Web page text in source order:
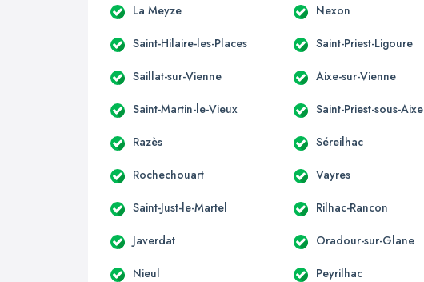
La Meyze Nexon
Saint-Hilaire-les-Places Saint-Priest-Ligoure
Saillat-sur-Vienne Aixe-sur-Vienne
Saint-Martin-le-Vieux Saint-Priest-sous-Aixe
Razès Séreilhac
Rochechouart Vayres
Saint-Just-le-Martel Rilhac-Rancon
Javerdat Oradour-sur-Glane
Nieul Peyrilhac